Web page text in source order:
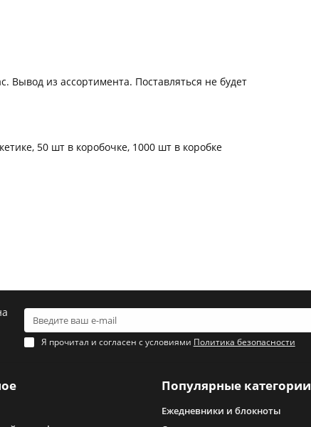
из ассортимента. Поставляться не будет
50 шт в коробочке, 1000 шт в коробке
Я прочитал и согласен с условиями Политика безопасности
Популярные категории
Ежедневники и блокноты